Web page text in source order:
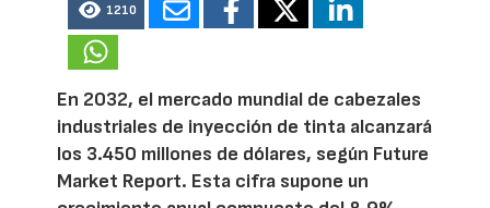
1210
En 2032, el mercado mundial de cabezales
industriales de inyección de tinta alcanzará
los 3.450 millones de dólares, según Future
Market Report. Esta cifra supone un